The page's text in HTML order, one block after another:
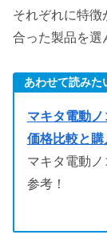
それぞれに特徴
合った製品を選
あわせて読みた
マキタ電動ノ
価格比較と購
マキタ電動
参考！